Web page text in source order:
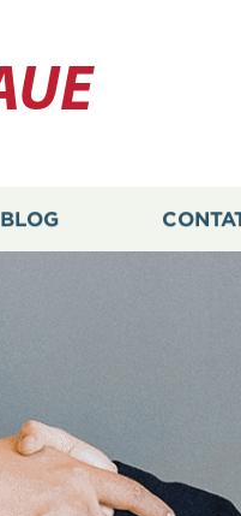
BLOG